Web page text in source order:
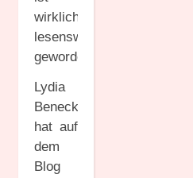
wirklich
lesenswert
geworden.
Lydia
Benecke
hat auf
dem
Blog